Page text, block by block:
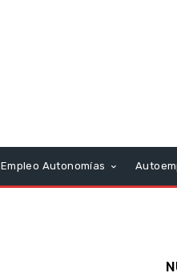
Empleo Autonomías